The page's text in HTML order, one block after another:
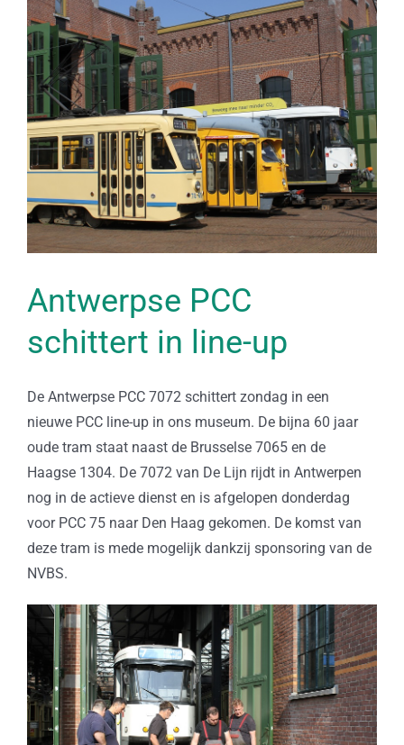
grotere
afbeelding
Antwerpse PCC
schittert in line-up
De Antwerpse PCC 7072 schittert zondag in een
nieuwe PCC line-up in ons museum. De bijna 60 jaar
oude tram staat naast de Brusselse 7065 en de
Haagse 1304. De 7072 van De Lijn rijdt in Antwerpen
nog in de actieve dienst en is afgelopen donderdag
voor PCC 75 naar Den Haag gekomen. De komst van
deze tram is mede mogelijk dankzij sponsoring van de
NVBS.